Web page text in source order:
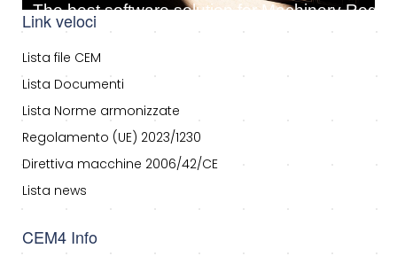
The best software solution for Machinery
Link veloci
Lista file CEM
Lista Documenti
Lista Norme armonizzate
Regolamento (UE) 2023/1230
Direttiva macchine 2006/42/CE
Lista news
CEM4 Info